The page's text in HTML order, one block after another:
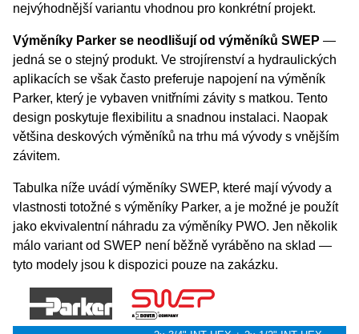
nejvýhodnější variantu vhodnou pro konkrétní projekt.
Výměníky Parker se neodlišují od výměníků SWEP —
jedná se o stejný produkt. Ve strojírenství a hydraulických
aplikacích se však často preferuje napojení na výměník
Parker, který je vybaven vnitřními závity s matkou. Tento
design poskytuje flexibilitu a snadnou instalaci. Naopak
většina deskových výměníků na trhu má vývody s vnějším
závitem.
Tabulka níže uvádí výměníky SWEP, které mají vývody a
vlastnosti totožné s výměníky Parker, a je možné je použít
jako ekvivalentní náhradu za výměníky PWO. Jen několik
málo variant od SWEP není běžně vyráběno na sklad —
tyto modely jsou k dispozici pouze na zakázku.